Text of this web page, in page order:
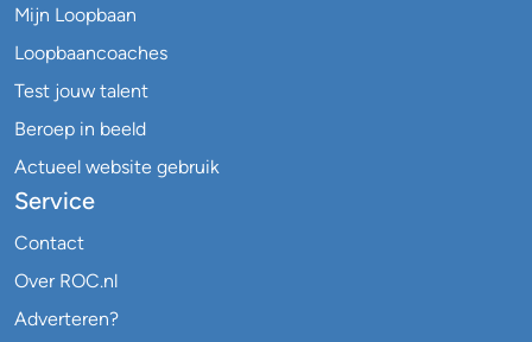
Mijn Loopbaan
Loopbaancoaches
Test jouw talent
Beroep in beeld
Actueel website gebruik
Service
Contact
Over ROC.nl
Adverteren?